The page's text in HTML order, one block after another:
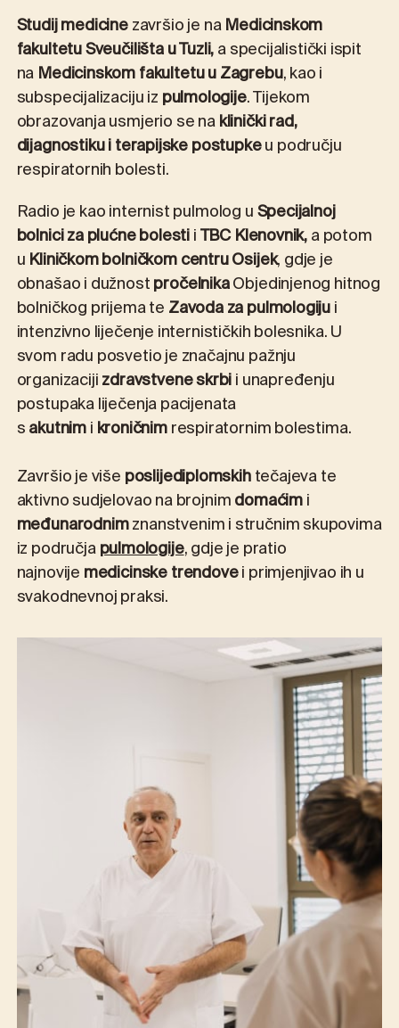
Studij medicinezavršio je naMedicinskom
fakultetu Sveučilišta u Tuzli,a specijalistički ispit
naMedicinskom fakultetu u Zagrebu, kao i
subspecijalizaciju izpulmologije. Tijekom
obrazovanja usmjerio se naklinički rad,
dijagnostiku i terapijske postupkeu području
respiratornih bolesti.
Radio je kao internist pulmolog uSpecijalnoj
bolnici za plućne bolestiiTBC Klenovnik,a potom
uKliničkom bolničkom centru Osijek, gdje je
obnašao i dužnostpročelnikaObjedinjenog hitnog
bolničkog prijema teZavoda za pulmologijui
intenzivno liječenje internističkih bolesnika. U
svom radu posvetio je značajnu pažnju
organizacijizdravstvene skrbii unapređenju
postupaka liječenja pacijenata
sakutnimikroničnimrespiratornim bolestima.
Završio je višeposlijediplomskihtečajeva te
aktivno sudjelovao na brojnimdomaćimi
međunarodnimznanstvenim i stručnim skupovima
iz područjapulmologije, gdje je pratio
najnovijemedicinske trendovei primjenjivao ih u
svakodnevnoj praksi.